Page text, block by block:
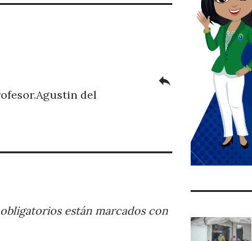
del
reply
están marcados con